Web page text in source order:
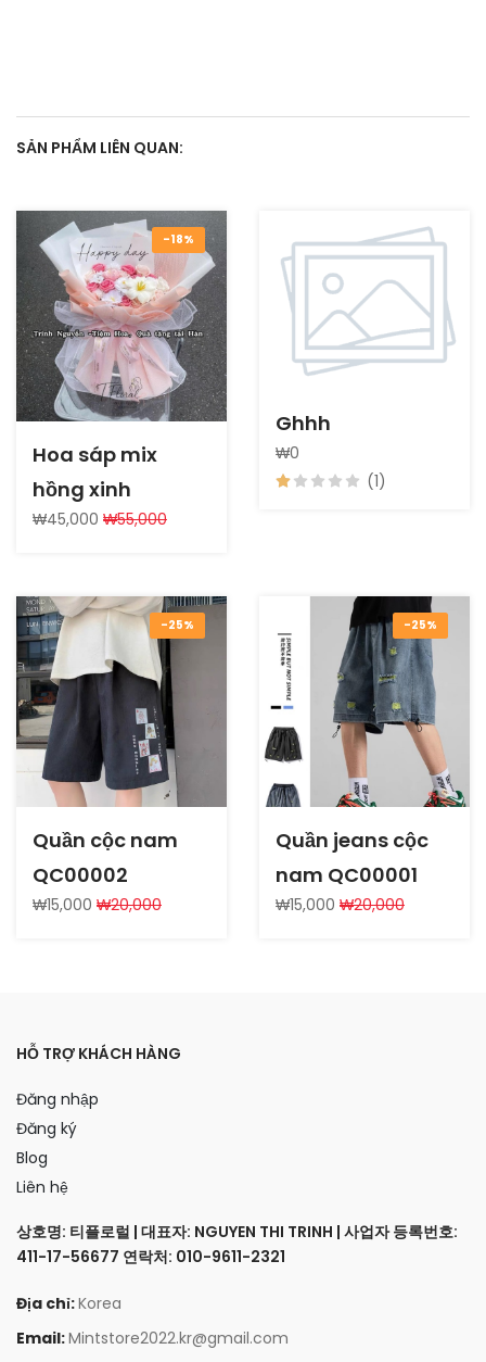
SẢN PHẨM LIÊN QUAN:
-18%
Hoa sáp mix
hồng xinh
₩45,000 ₩55,000
Ghhh
₩0
(1)
-25%
Quần cộc nam
QC00002
₩15,000 ₩20,000
-25%
Quần jeans cộc
nam QC00001
₩15,000 ₩20,000
HỖ TRỢ KHÁCH HÀNG
Đăng nhập
Đăng ký
Blog
Liên hệ
상호명: 티플로럴 | 대표자: NGUYEN THI TRINH | 사업자 등록번호:
411-17-56677 연락처: 010-9611-2321
Địa chỉ:Korea
Email:Mintstore2022.kr@gmail.com